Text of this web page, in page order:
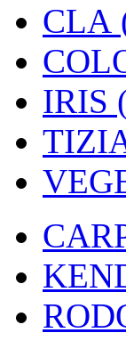
CLA
IRIS